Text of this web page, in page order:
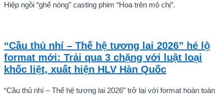
Hiệp ngồi “ghế nóng” casting phim “Hoa trên mộ chị”.
“Cầu thủ nhí – Thế hệ tương lai 2026” hé lộ
format mới: Trải qua 3 chặng với luật loại
khốc liệt, xuất hiện HLV Hàn Quốc
“Cầu thủ nhí – Thế hệ tương lai 2026” trở lại với format hoàn toàn